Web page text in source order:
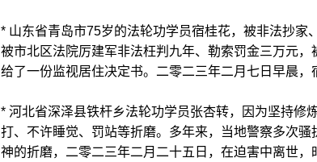
* 山东省青岛市75岁的法轮功学员宿桂花，被非法抄家
被市北区法院厉建军非法枉判九年、勒索罚金三万元
给了一份监视居住决定书。二零二三年二月七日早晨，
* 河北省深泽县铁杆乡法轮功学员张杏转，因为坚持修
打、不许睡觉、罚站等折磨。多年来，当地警察多次
神的折磨，二零二三年二月二十五日，在迫害中离世，